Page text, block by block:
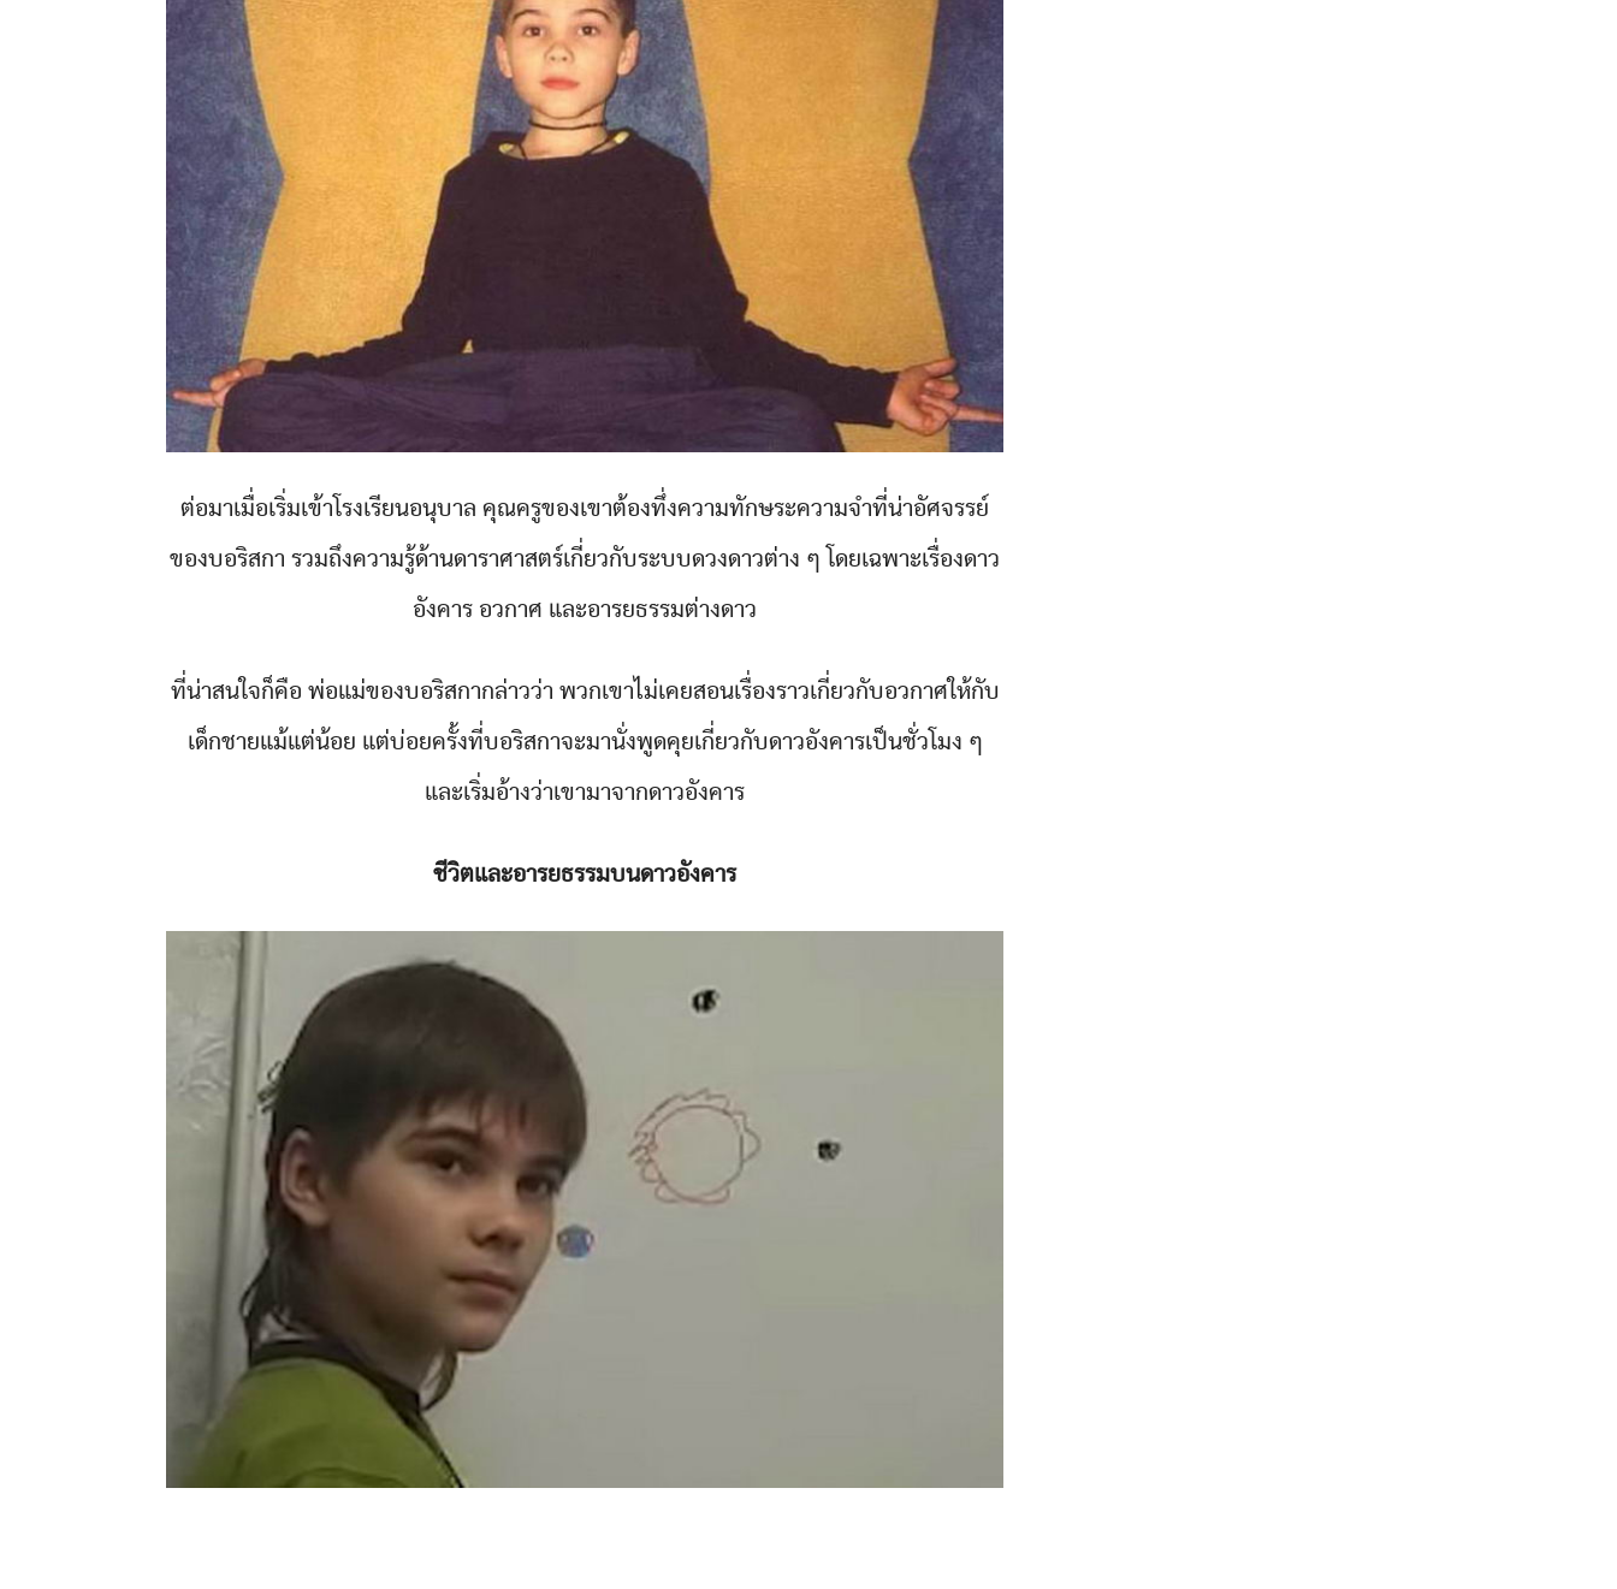
ต่อมาเมื่อเริ่มเข้าโรงเรียนอนุบาล คุณครูของเขาต้องทึ่งความทักษระความจำที่น่าอัศจรรย์
ของบอริสกา รวมถึงความรู้ด้านดาราศาสตร์เกี่ยวกับระบบดวงดาวต่าง ๆ โดยเฉพาะเรื่องดาว
อังคาร อวกาศ และอารยธรรมต่างดาว
ที่น่าสนใจก็คือ พ่อแม่ของบอริสกากล่าวว่า พวกเขาไม่เคยสอนเรื่องราวเกี่ยวกับอวกาศให้กับ
เด็กชายแม้แต่น้อย แต่บ่อยครั้งที่บอริสกาจะมานั่งพูดคุยเกี่ยวกับดาวอังคารเป็นชั่วโมง ๆ
และเริ่มอ้างว่าเขามาจากดาวอังคาร
ชีวิตและอารยธรรมบนดาวอังคาร